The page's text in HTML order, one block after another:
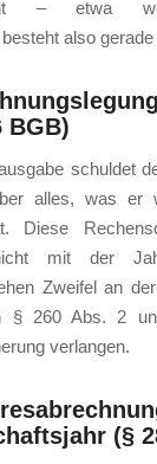
– etwa
also gerade
BGB)
schuldet
alles, was er
Diese
mit der
Zweifel an
§ 260 Abs. 2
verlangen.
(§